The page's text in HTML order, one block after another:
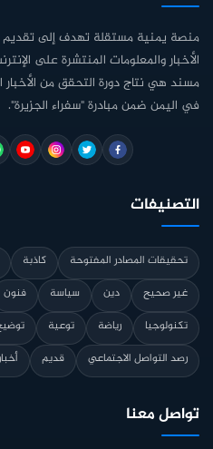
منصة يمنية مستقلة تهدف إلى
الأخبار والمعلومات المنتشرة على
مسند هي نتاج دورة التحقق من الأخبار
في اليمن ضمن مبادرة "سفراء الجزيرة".
التصنيفات
تحقيقات المصادر المفتوحة كاذبة
غير صحيح
دين سياسة فنون
تكنولوجيا
رياضة توعية
رصد التواصل الاجتماعي
قديم
تواصل معنا